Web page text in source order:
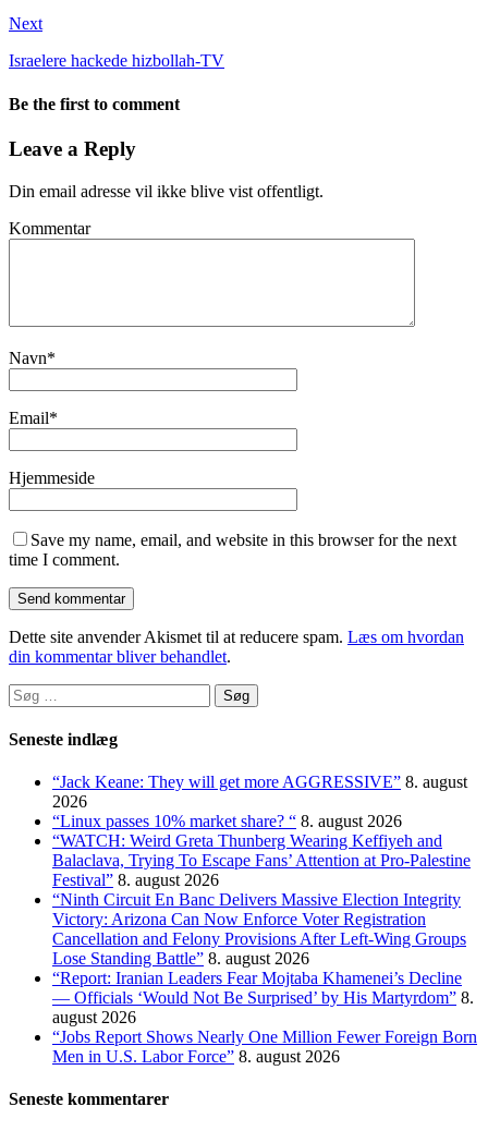
Next
Israelere hackede hizbollah-TV
Be the first to comment
Leave a Reply
Din email adresse vil ikke blive vist offentligt.
Kommentar
Navn*
Email*
Hjemmeside
Save my name, email, and website in this browser for the next
time I comment.
Dette site anvender Akismet til at reducere spam. Læs om hvordan
din kommentar bliver behandlet.
Søg
efter:
Seneste indlæg
“Jack Keane: They will get more AGGRESSIVE” 8. august
2026
“Linux passes 10% market share? “ 8. august 2026
“WATCH: Weird Greta Thunberg Wearing Keffiyeh and
Balaclava, Trying To Escape Fans’ Attention at Pro-Palestine
Festival” 8. august 2026
“Ninth Circuit En Banc Delivers Massive Election Integrity
Victory: Arizona Can Now Enforce Voter Registration
Cancellation and Felony Provisions After Left-Wing Groups
Lose Standing Battle” 8. august 2026
“Report: Iranian Leaders Fear Mojtaba Khamenei’s Decline
— Officials ‘Would Not Be Surprised’ by His Martyrdom” 8.
august 2026
“Jobs Report Shows Nearly One Million Fewer Foreign Born
Men in U.S. Labor Force” 8. august 2026
Seneste kommentarer